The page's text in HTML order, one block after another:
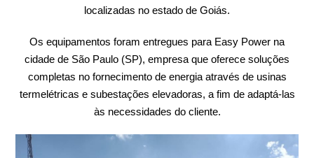
localizadas no estado de Goiás.
Os equipamentos foram entregues para Easy Power na
cidade de São Paulo (SP), empresa que oferece soluções
completas no fornecimento de energia através de usinas
termelétricas e subestações elevadoras, a fim de adaptá-las
às necessidades do cliente.